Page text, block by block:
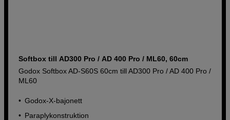
Softbox till AD300 Pro / AD 400 Pro / ML60, 60cm
Godox Softbox AD-S60S 60cm till AD300 Pro / AD 400 Pro /
ML60
Godox-X-bajonett
Paraplykonstruktion